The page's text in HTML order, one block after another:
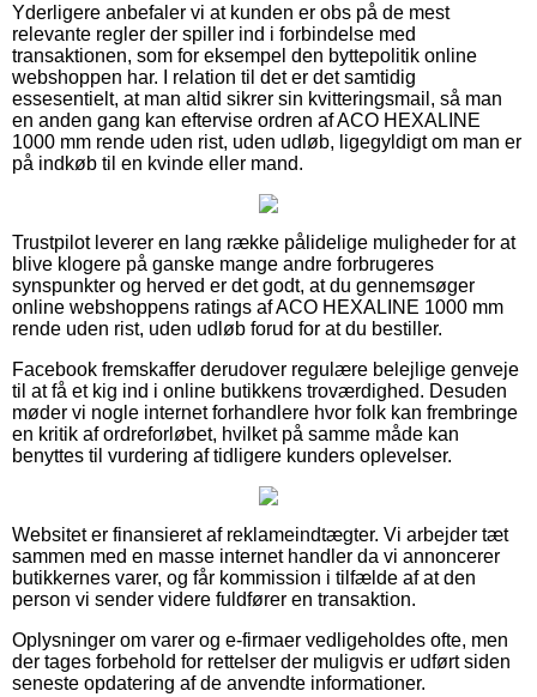
Yderligere anbefaler vi at kunden er obs på de mest
relevante regler der spiller ind i forbindelse med
transaktionen, som for eksempel den byttepolitik online
webshoppen har. I relation til det er det samtidig
essesentielt, at man altid sikrer sin kvitteringsmail, så man
en anden gang kan eftervise ordren af ACO HEXALINE
1000 mm rende uden rist, uden udløb, ligegyldigt om man er
på indkøb til en kvinde eller mand.
Trustpilot leverer en lang række pålidelige muligheder for at
blive klogere på ganske mange andre forbrugeres
synspunkter og herved er det godt, at du gennemsøger
online webshoppens ratings af ACO HEXALINE 1000 mm
rende uden rist, uden udløb forud for at du bestiller.
Facebook fremskaffer derudover regulære belejlige genveje
til at få et kig ind i online butikkens troværdighed. Desuden
møder vi nogle internet forhandlere hvor folk kan frembringe
en kritik af ordreforløbet, hvilket på samme måde kan
benyttes til vurdering af tidligere kunders oplevelser.
Websitet er finansieret af reklameindtægter. Vi arbejder tæt
sammen med en masse internet handler da vi annoncerer
butikkernes varer, og får kommission i tilfælde af at den
person vi sender videre fuldfører en transaktion.
Oplysninger om varer og e-firmaer vedligeholdes ofte, men
der tages forbehold for rettelser der muligvis er udført siden
seneste opdatering af de anvendte informationer.